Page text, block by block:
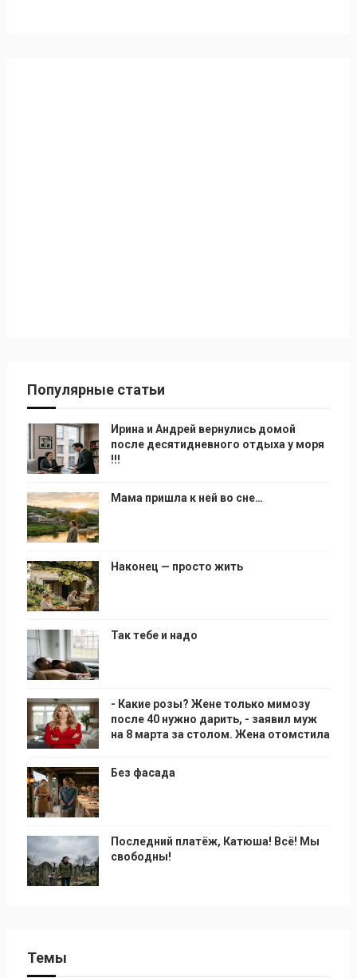
Популярные статьи
Ирина и Андрей вернулись домой
после десятидневного отдыха у моря
!!!
Мама пришла к ней во сне…
Наконец — просто жить
Так тебе и надо
- Какие розы? Жене только мимозу
после 40 нужно дарить, - заявил муж
на 8 марта за столом. Жена отомстила
Без фасада
Последний платёж, Катюша! Всё! Мы
свободны!
Темы